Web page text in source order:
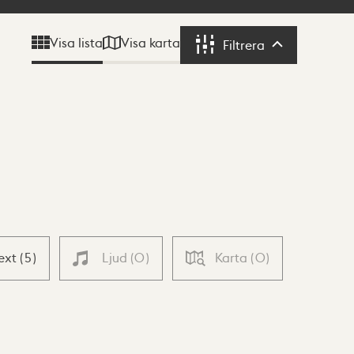
Visa lista Visa karta Filtrera Filtrera
(5) Ljud (0) Karta (0)